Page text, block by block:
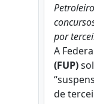
por
A
(FUP)
de